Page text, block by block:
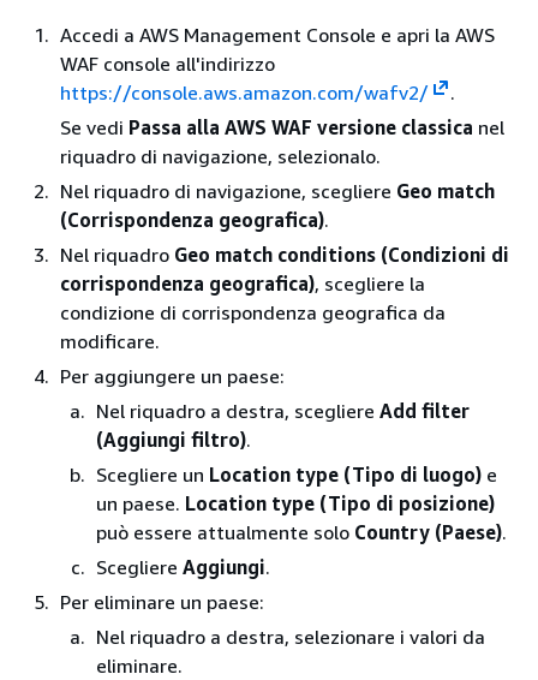
Accedi a AWS Management Console e apri la AWS
WAF console all'indirizzo
https://console.aws.amazon.com/wafv2/
.
Se vedi Passa alla AWS WAF versione classica nel
riquadro di navigazione, selezionalo.
Nel riquadro di navigazione, scegliere Geo match
(Corrispondenza geografica).
Nel riquadro Geo match conditions (Condizioni di
corrispondenza geografica), scegliere la
condizione di corrispondenza geografica da
modificare.
Per aggiungere un paese:
Nel riquadro a destra, scegliere Add filter
(Aggiungi filtro).
Scegliere un Location type (Tipo di luogo) e
un paese. Location type (Tipo di posizione)
può essere attualmente solo Country (Paese).
Scegliere Aggiungi.
Per eliminare un paese:
Nel riquadro a destra, selezionare i valori da
eliminare.